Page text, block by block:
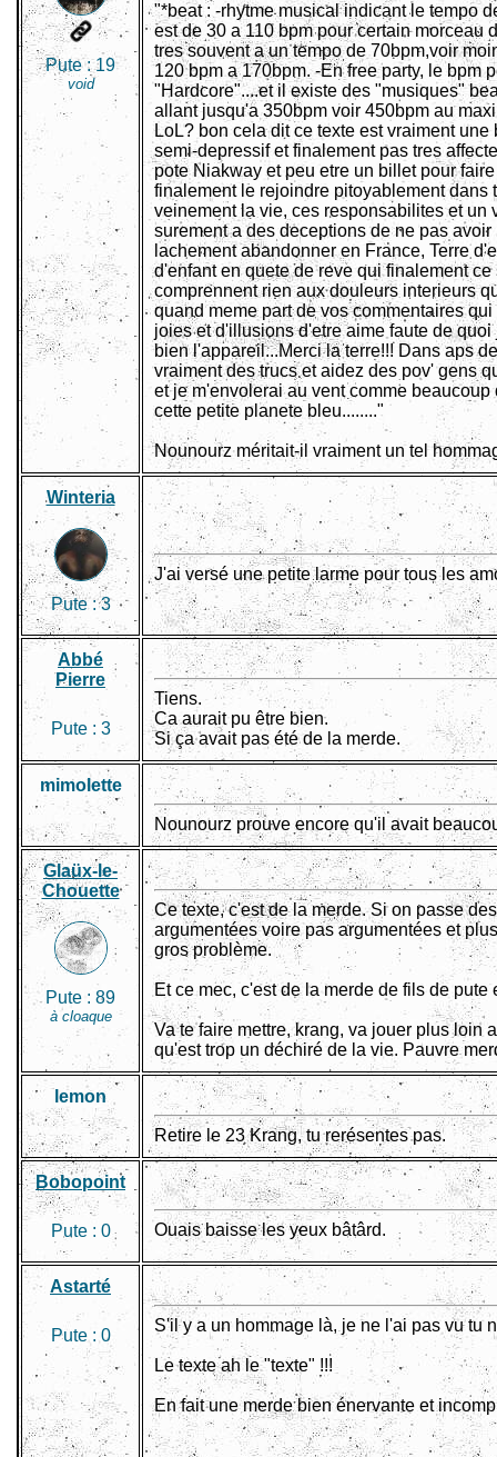
Pute :19
void
"*beat : -rhytme musical indicant le tempo
est de 30 a 110 bpm pour certain morceau
tres souvent a un tempo de 70bpm,voir
120 bpm a 170bpm. -En free party, le bpm
"Hardcore"....et il existe des "musiques"
allant jusqu'a 350bpm voir 450bpm au
LoL? bon cela dit ce texte est vraiment
semi-depressif et finalement pas tres
pote Niakway et peu etre un billet pour
finalement le rejoindre pitoyablement dans
veinement la vie, ces responsabilites et un
surement a des deceptions de ne pas
lachement abandonner en France, Terre
d'enfant en quete de reve qui finalement
comprennent rien aux douleurs interieurs
quand meme part de vos commentaires
joies et d'illusions d'etre aime faute de
bien l'appareil...Merci la terre!!! Dans aps
vraiment des trucs et aidez des pov' gens
et je m'envolerai au vent comme
cette petite planete bleu........"
Nounourz méritait-il vraiment un tel
Winteria
Pute :3
J'ai versé une petite larme pour tous les
Abbé
Pierre
Pute : 3
Tiens.
Ca aurait pu être bien.
Si ça avait pas été de la merde.
mimolette
Nounourz prouve encore qu'il avait
Glaüx-le-
Chouette
Pute : 89
à cloaque
Ce texte, c'est de la merde. Si on passe
argumentées voire pas argumentées et
gros problème.
Et ce mec, c'est de la merde de fils de pute
Va te faire mettre, krang, va jouer plus loin
qu'est trop un déchiré de la vie. Pauvre
lemon
Retire le 23 Krang, tu rerésentes pas.
Bobopoint
Pute : 0 Ouais baisse les yeux bâtârd.
Astarté
Pute : 0
S'il y a un hommage là, je ne l'ai pas vu tu
Le texte ah le "texte" !!!
En fait une merde bien énervante et